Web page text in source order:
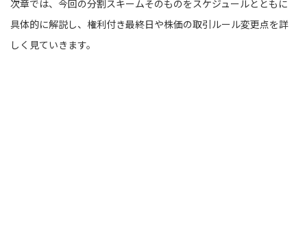
次章では、今回の分割スキームそのものをスケジュールとともに
具体的に解説し、権利付き最終日や株価の取引ルール変更点を詳
しく見ていきます。